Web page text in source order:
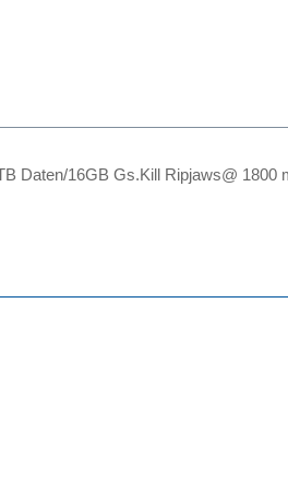
Daten/16GB Gs.Kill Ripjaws@ 1800